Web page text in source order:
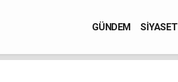
GÜNDEM SİYASET